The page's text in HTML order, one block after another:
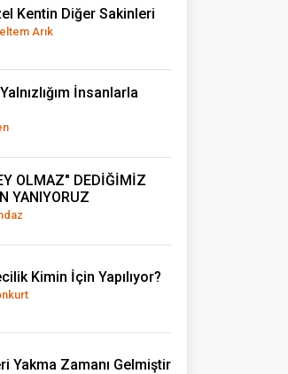
Kentin Diğer Sakinleri
Arık
İnsanlarla
OLMAZ" DEDİĞİMİZ
YANIYORUZ
Kimin İçin Yapılıyor?
Yakma Zamanı Gelmiştir